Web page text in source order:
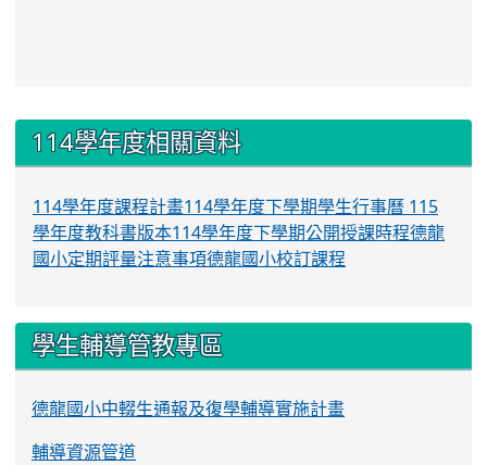
::: 114學年度相關資料
114學年度課程計畫114學年度下學期學生行事曆 115
學年度教科書版本114學年度下學期公開授課時程德龍
國小定期評量注意事項德龍國小校訂課程
學生輔導管教專區
德龍國小中輟生通報及復學輔導實施計畫
輔導資源管道